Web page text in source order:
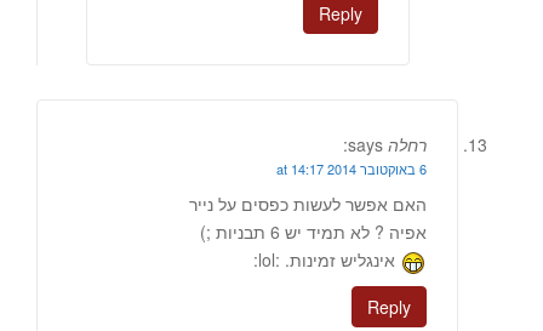
Reply
רחלה says:
6 באוקטובר 2014 at 14:17
האם אפשר לעשות כפסים על נייר
אפיה ? לא תמיד יש 6 תבניות ;)
אינגליש זמינות. :lol:
Reply